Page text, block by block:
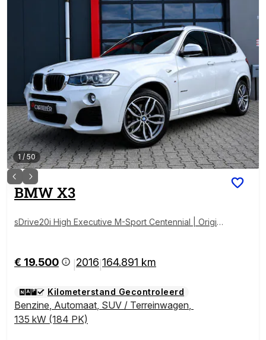
1 /50
BMWX3
sDrive20i High Executive M-Sport Centennial | Origin
€ 19.500 2016 164.891 km
Kilometerstand Gecontroleerd
Benzine, Automaat, SUV / Terreinwagen,
135 kW (184 PK)